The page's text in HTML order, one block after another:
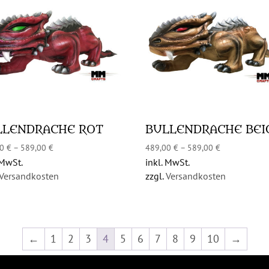
ROT
€ – 589,00€
BULLENDRACHE
489,00€ – 589,00€
inkl. MwSt.
zzgl.Versandkosten
← 1 2 3 4 5 6 7 8 9 10 →